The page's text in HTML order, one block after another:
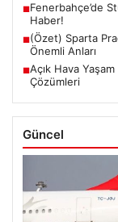
■Fenerbahçe’de
Haber!
■(Özet) Sparta
Önemli Anları
■Açık Hava
Çözümleri
Güncel